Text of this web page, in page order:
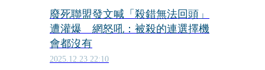
廢死聯盟發文喊「殺錯無法回頭」
遭灌爆 網怒吼：被殺的連選擇機
會都沒有
2025.12.23 22:10